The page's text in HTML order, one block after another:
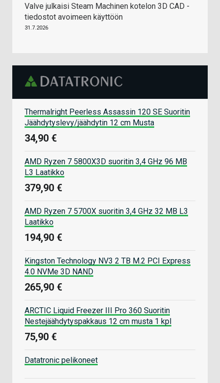
Valve julkaisi Steam Machinen kotelon 3D CAD -
tiedostot avoimeen käyttöön
31.7.2026
Thermalright Peerless Assassin 120 SE Suoritin
Jäähdytyslevy/jäähdytin 12 cm Musta
34,90 €
AMD Ryzen 7 5800X3D suoritin 3,4 GHz 96 MB
L3 Laatikko
379,90 €
AMD Ryzen 7 5700X suoritin 3,4 GHz 32 MB L3
Laatikko
194,90 €
Kingston Technology NV3 2 TB M.2 PCI Express
4.0 NVMe 3D NAND
265,90 €
ARCTIC Liquid Freezer III Pro 360 Suoritin
Nestejäähdytyspakkaus 12 cm musta 1 kpl
75,90 €
Datatronic pelikoneet